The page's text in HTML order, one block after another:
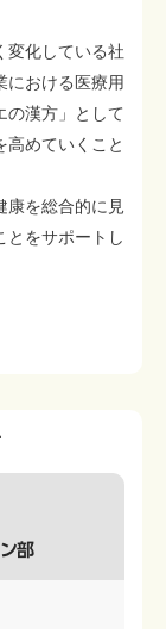
変化している社
における医療用
の漢方」として
高めていくこと
康を総合的に見
とをサポートし
部